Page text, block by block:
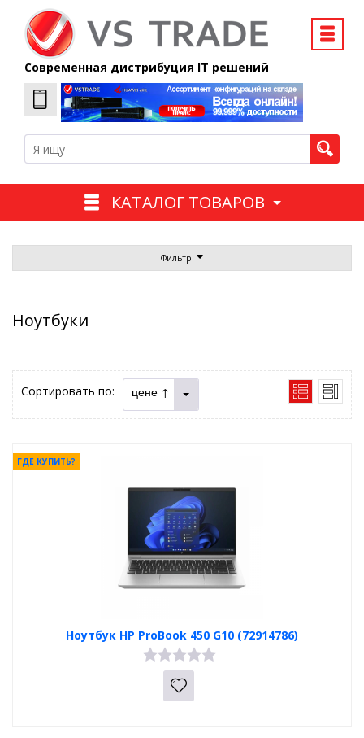
Современная дистрибуция IT решений
КАТАЛОГ ТОВАРОВ
Фильтр
Ноутбуки
Сортировать по: цене ↑
Ноутбук HP ProBook 450 G10 (72914786)
ГДЕ КУПИТЬ?